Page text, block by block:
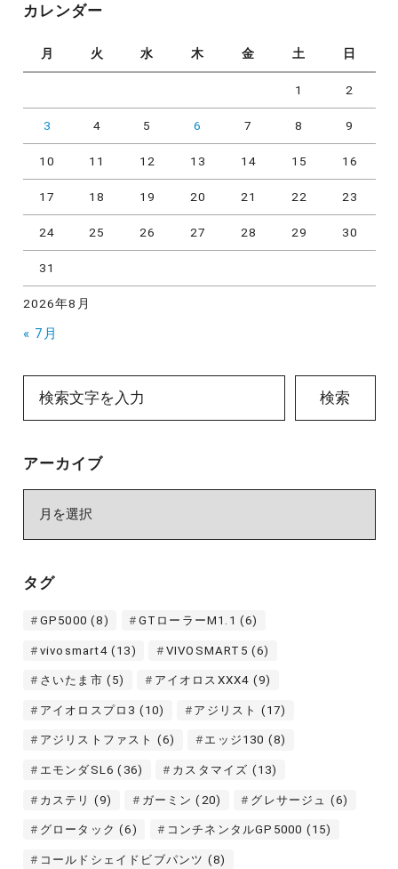
ー
カレンダー
2026年8月
月 火 水 木 金 土 日
1 2
3 4 5 6 7 8 9
10 11 12 13 14 15 16
17 18 19 20 21 22 23
24 25 26 27 28 29 30
31
« 7月
検索
アーカイブ
ブ
タグ
GP5000 (8) GTローラーM1.1 (6)
vivosmart4(13) VIVOSMART5 (6)
さいたま市 (5) アイオロスXXX4 (9)
アイオロスプロ3 (10) アジリスト (17)
アジリストファスト (6) エッジ130 (8)
エモンダSL6 (36) カスタマイズ (13)
カステリ (9) ガーミン (20) グレサージュ (6)
グロータック (6) コンチネンタルGP5000 (15)
コールドシェイドビブパンツ (8)